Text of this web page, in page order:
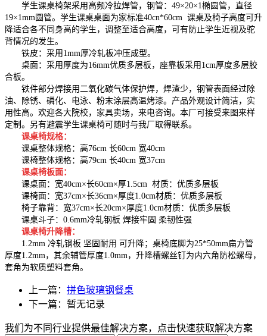
学生课桌椅架采用高频冷拉焊管，钢管：49×20×1椭圆管，直径
19×1mm圆管。学生课桌桌面为家标准40cn*60cm 课桌及椅子高度可升
降适合各不同身高的学生，调整至适合高度，可有防止学生近视及驼
背情况的发生。
铁皮：采用1mm厚冷轧板冲压成型。
桌面：采用厚度为16mm优质多层板，座靠板采用1cm厚度多层胶
合板。
铁件部分焊接用二氧化碳气体保护焊，焊渣少，钢管表面经过除
油、除锈、磷化、电泳、粉末涂层高温烤漆。产品外观设计简洁，实
用性高。欢迎各大院校，家具卖场，来电咨询。本厂可接受来图来样
定制。另有避震学生课桌椅可随时与我厂取得联系。
课桌椅规格：
课桌整体规格：高76cm 长60cm 宽40cm
课椅整体规格：高79cm 长40cm 宽37cm
课桌椅板面：
课桌面：宽40cm×长60cm×厚1.5cm 材质：优质多层板
课椅面：宽37cm×长36cm×厚度1.0cm材质：优质多层板
椅子靠背：宽37cm×长20cm×厚度1.0cm材质：优质多层板
课桌斗子：0.6mm冷轧钢板 焊接牢固 柔韧性强
课桌椅升降槽：
1.2mm 冷轧钢板 坚固耐用 可升降；桌椅底脚为25*50mm扁方管
厚度1.2mm，其余辅管厚度1.0mm，升降槽螺丝钉为内六角防松螺母，
套角为软质塑料套角。
上一篇： 拼色玻璃钢餐桌
下一篇：暂无记录
我们为不同行业提供最佳解决方案，点击快速获取解决方案